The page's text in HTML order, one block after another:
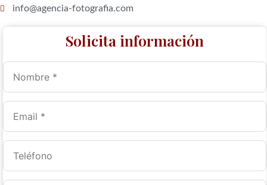
info@agencia-fotografia.com
Solicita información